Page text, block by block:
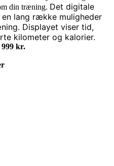
din træning. Det digitale
lang række muligheder
Displayet viser tid,
kilometer og kalorier.
kr.